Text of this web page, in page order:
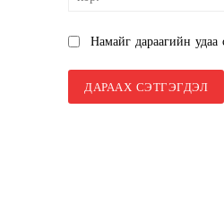
Намайг дараагийн удаа